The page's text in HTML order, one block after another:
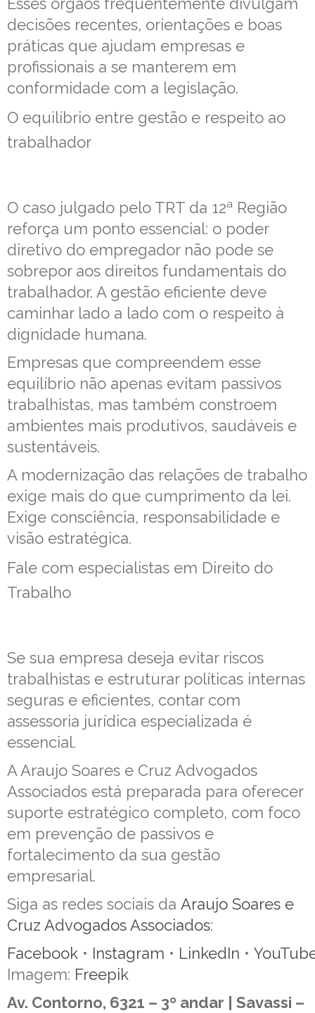
decisões recentes, orientações e boas
práticas que ajudam empresas e
profissionais a se manterem em
conformidade com a legislação.
O equilíbrio entre gestão e respeito ao
trabalhador
O caso julgado pelo TRT da 12ª Região
reforça um ponto essencial: o poder
diretivo do empregador não pode se
sobrepor aos direitos fundamentais do
trabalhador. A gestão eficiente deve
caminhar lado a lado com o respeito à
dignidade humana.
Empresas que compreendem esse
equilíbrio não apenas evitam passivos
trabalhistas, mas também constroem
ambientes mais produtivos, saudáveis e
sustentáveis.
A modernização das relações de trabalho
exige mais do que cumprimento da lei.
Exige consciência, responsabilidade e
visão estratégica.
Fale com especialistas em Direito do
Trabalho
Se sua empresa deseja evitar riscos
trabalhistas e estruturar políticas internas
seguras e eficientes, contar com
assessoria jurídica especializada é
essencial.
A Araujo Soares e Cruz Advogados
Associados está preparada para oferecer
suporte estratégico completo, com foco
em prevenção de passivos e
fortalecimento da sua gestão
empresarial.
Siga as redes sociais da Araujo Soares e
Cruz Advogados Associados:
Facebook • Instagram • LinkedIn •
Imagem: Freepik
Av. Contorno, 6321 – 3º andar | Savassi –